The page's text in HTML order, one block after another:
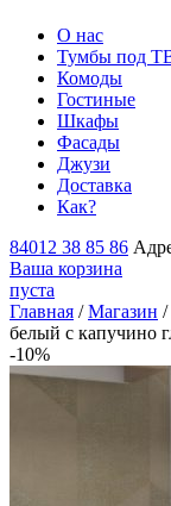
О нас
Тумбы под
Комоды
Гостиные
Шкафы
Фасады
Джузи
Доставка
Как?
84012 38 85 86
Ваша корзина
пуста
Главная /Магазин /
белый с капучино
-10%